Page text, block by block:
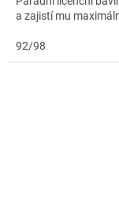
a zajistí mu
92/98